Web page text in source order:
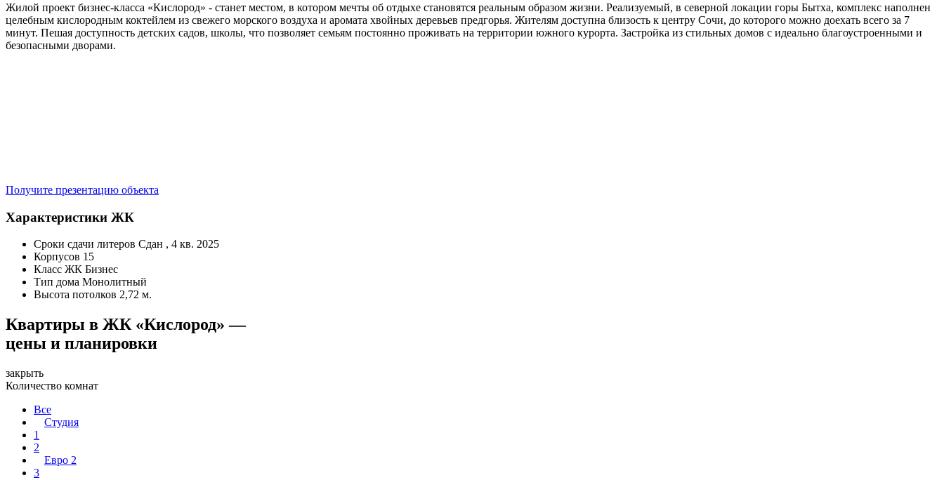
Жилой проект бизнес-класса «Кислород» - станет местом, в котором мечты об отдыхе становятся реальным образом жизни. Реализуемый, в северной локации горы Бытха, комплекс наполнен
целебным кислородным коктейлем из свежего морского воздуха и аромата хвойных деревьев предгорья. Жителям доступна близость к центру Сочи, до которого можно доехать всего за 7
минут. Пешая доступность детских садов, школы, что позволяет семьям постоянно проживать на территории южного курорта. Застройка из стильных домов с идеально благоустроенными и
безопасными дворами.
Получите презентацию объекта
Характеристики ЖК
Сроки сдачи литеров Сдан , 4 кв. 2025
Корпусов 15
Класс ЖК Бизнес
Тип дома Монолитный
Высота потолков 2,72 м.
Квартиры в ЖК «Кислород» —
цены и планировки
закрыть
Количество комнат
Все
Студия
1
2
Евро 2
3